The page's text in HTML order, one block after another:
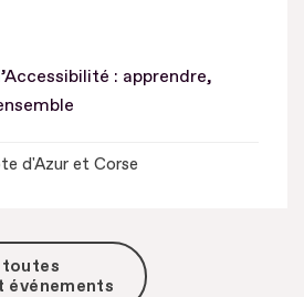
: apprendre,
d'Azur et Corse
événements